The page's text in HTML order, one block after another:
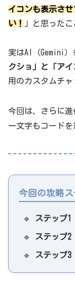
イコンも表示さ
い！
」と思った
実はAI（Gemini
クショ」と「アイ
用のカスタムチャ
今回は、さらに進
一文字もコードを
今回の攻略
🔹 ステップ1
🔹 ステップ2
🔹 ステップ3